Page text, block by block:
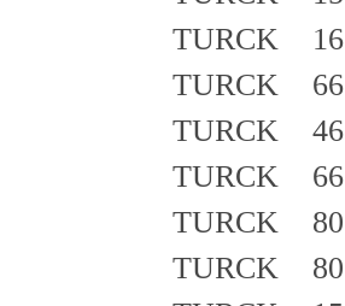
TURCK
TURCK
TURCK
TURCK
TURCK
TURCK